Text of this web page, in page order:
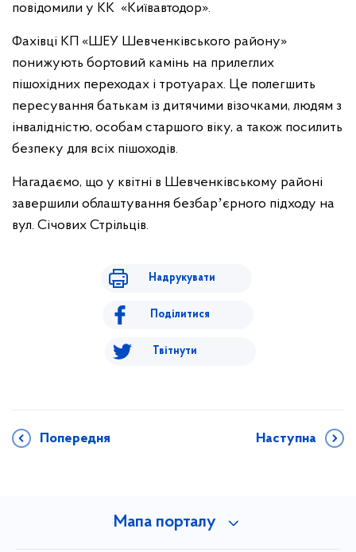
повідомили у КК «Київавтодор».
Фахівці КП «ШЕУ Шевченківського району»
понижують бортовий камінь на прилеглих
пішохідних переходах і тротуарах. Це полегшить
пересування батькам із дитячими візочками, людям з
інвалідністю, особам старшого віку, а також посилить
безпеку для всіх пішоходів.
Нагадаємо, що у квітні в Шевченківському районі
завершили облаштування безбарʼєрного підходу на
вул. Січових Стрільців.
Надрукувати
Поділитися
Твітнути
Попередня Наступна
Мапа порталу